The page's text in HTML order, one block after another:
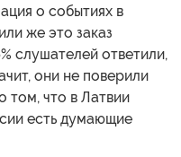
о событиях в
же это заказ
слушателей ответили,
они не поверили
что в Латвии
есть думающие